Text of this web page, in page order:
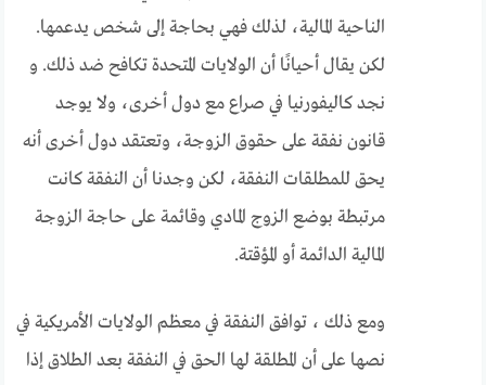
الناحية المالية، لذلك فهي بحاجة إلى شخص يدعمها.
لكن يقال أحيانًا أن الولايات المتحدة تكافح ضد ذلك. و
نجد كاليفورنيا في صراع مع دول أخرى، ولا يوجد
قانون نفقة على حقوق الزوجة، وتعتقد دول أخرى أنه
يحق للمطلقات النفقة، لكن وجدنا أن النفقة كانت
مرتبطة بوضع الزوج المادي وقائمة على حاجة الزوجة
المالية الدائمة أو المؤقتة.
ومع ذلك ، توافق النفقة في معظم الولايات الأمريكية في
نصها على أن المطلقة لها الحق في النفقة بعد الطلاق إذا